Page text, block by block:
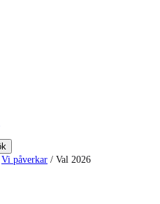
Vi påverkar / Val 2026